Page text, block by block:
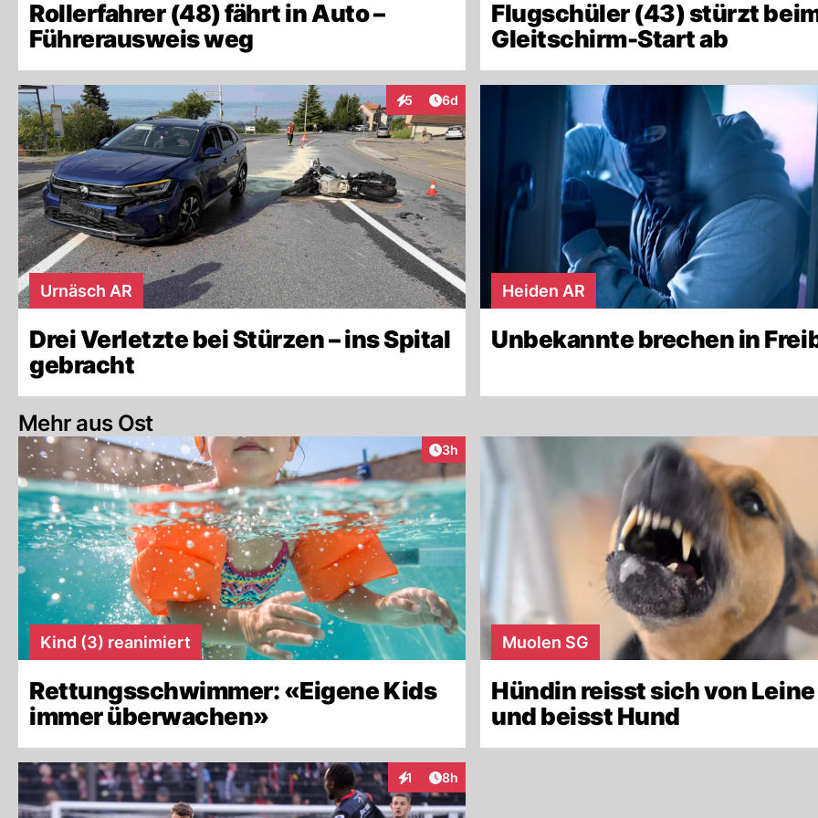
Rollerfahrer (48) fährt in Auto –
Führerausweis weg
Flugschüler (43) stürzt
Gleitschirm-Start ab
5
InteraktionenArtikel veröffentlicht:
6d
Urnäsch AR
Drei Verletzte bei Stürzen – ins Spital
gebracht
Heiden AR
Unbekannte brechen in
Mehr aus Ost
Artikel veröffentlicht:
3h
Kind (3) reanimiert
Rettungsschwimmer: «Eigene Kids
immer überwachen»
Muolen SG
Hündin reisst sich von Leine
und beisst Hund
1
InteraktionenArtikel veröffentlicht:
8h